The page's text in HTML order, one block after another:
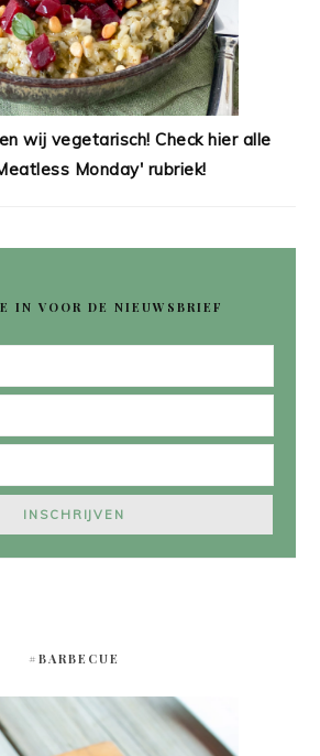
wij vegetarisch! Check hier alle
Monday' rubriek!
IN VOOR DE NIEUWSBRIEF
#BARBECUE